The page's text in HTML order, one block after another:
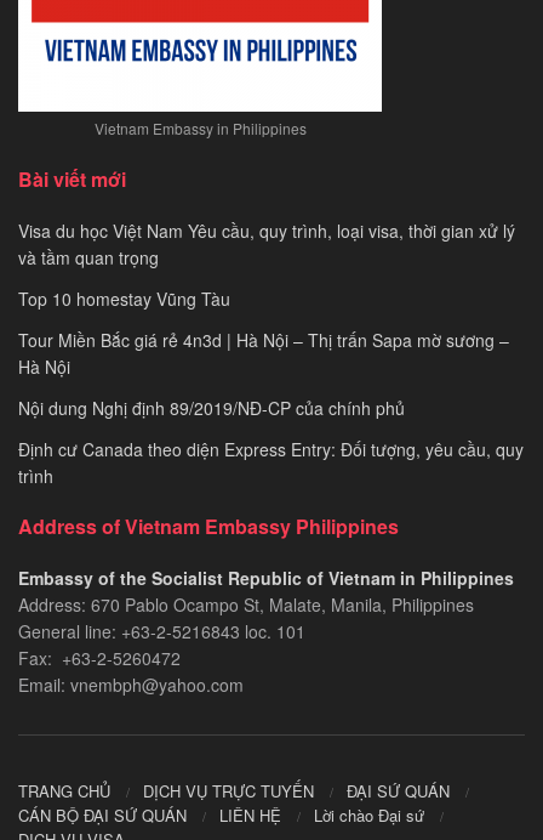
Vietnam Embassy in Philippines
Bài viết mới
Visa du học Việt Nam Yêu cầu, quy trình, loại visa, thời gian xử lý
và tầm quan trọng
Top 10 homestay Vũng Tàu
Tour Miền Bắc giá rẻ 4n3d | Hà Nội – Thị trấn Sapa mờ sương –
Hà Nội
Nội dung Nghị định 89/2019/NĐ-CP của chính phủ
Định cư Canada theo diện Express Entry: Đối tượng, yêu cầu, quy
trình
Address of Vietnam Embassy Philippines
Embassy of the Socialist Republic of Vietnam in Philippines​
Address: 670 Pablo Ocampo St, Malate, Manila, Philippines
General line: +63-2-5216843​​​ loc. 101
Fax: +63-2-5260472​
Email: vnembph@yahoo.com​
TRANG CHỦ DỊCH VỤ TRỰC TUYẾN
ĐẠI SỨ QUÁN
CÁN BỘ ĐẠI SỨ QUÁN
LIÊN HỆ
Lời chào Đại sứ